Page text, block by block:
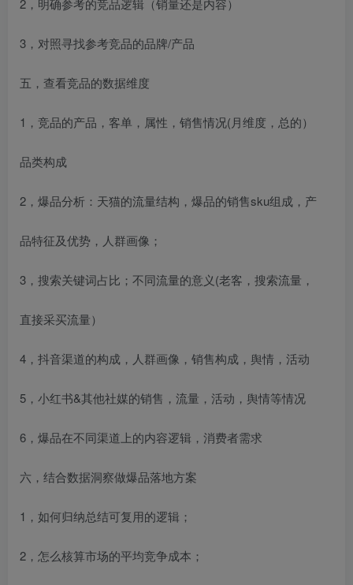
3，对照寻找参考竞品的品牌/产品
五，查看竞品的数据维度
1，竞品的产品，客单，属性，销售情况(月维度，总的）
品类构成
2，爆品分析：天猫的流量结构，爆品的销售sku组成，产
品特征及优势，人群画像；
3，搜索关键词占比；不同流量的意义(老客，搜索流量，
直接采买流量）
4，抖音渠道的构成，人群画像，销售构成，舆情，活动
5，小红书&其他社媒的销售，流量，活动，舆情等情况
6，爆品在不同渠道上的内容逻辑，消费者需求
六，结合数据洞察做爆品落地方案
1，如何归纳总结可复用的逻辑；
2，怎么核算市场的平均竞争成本；